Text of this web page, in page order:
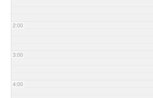
2:00
3:00
4:00